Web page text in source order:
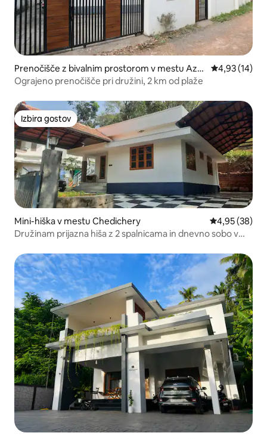
Prenočišče z bivalnim prostorom v mestu Azhi
kode
Povprečna
4,93 (14)
Ograjeno prenočišče pri družini, 2 km od plaže
Izbira gostov
Izbira gostov
Mini-hiška v mestu Chedichery Povprečna
4,95 (38)
Družinam prijazna hiša z 2 spalnicama in dnevno sobo v